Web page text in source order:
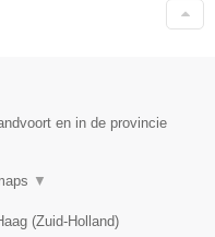
en in de provincie
▼
(Zuid-Holland)